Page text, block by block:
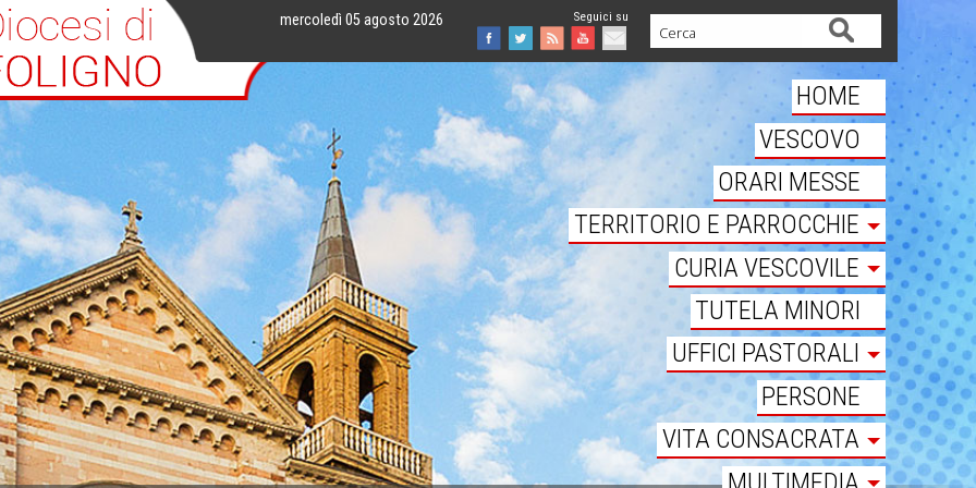
mercoledì 05 agosto 2026
Facebook
Twitter
FeedYoutube
Mail
Cerca
HOME
VESCOVO
ORARI MESSE
TERRITORIO E PARROCCHIE
CURIA VESCOVILE
TUTELA MINORI
UFFICI PASTORALI
PERSONE
VITA CONSACRATA